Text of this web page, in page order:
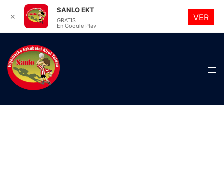
contenido
✕
SANLO EKT
GRATIS
En Google Play
VER